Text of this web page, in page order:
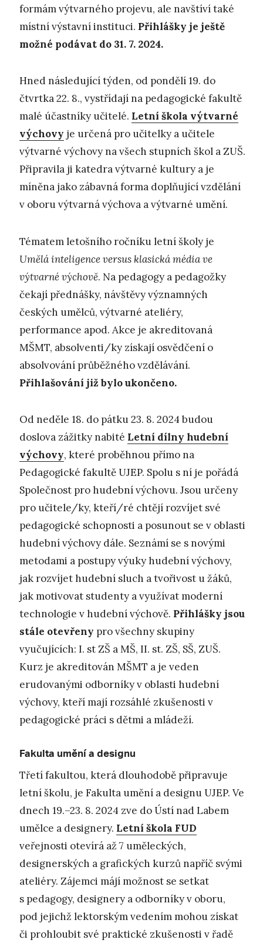
formám výtvarného projevu, ale navštíví také
místní výstavní instituci. Přihlášky je ještě
možné podávat do 31. 7. 2024.
Hned následující týden, od pondělí 19. do
čtvrtka 22. 8., vystřídají na pedagogické fakultě
malé účastníky učitelé. Letní škola výtvarné
výchovy je určená pro učitelky a učitele
výtvarné výchovy na všech stupních škol a ZUŠ.
Připravila ji katedra výtvarné kultury a je
míněna jako zábavná forma doplňující vzdělání
v oboru výtvarná výchova a výtvarné umění.
Tématem letošního ročníku letní školy je
Umělá inteligence versus klasická média ve
výtvarné výchově. Na pedagogy a pedagožky
čekají přednášky, návštěvy významných
českých umělců, výtvarné ateliéry,
performance apod. Akce je akreditovaná
MŠMT, absolventi/ky získají osvědčení o
absolvování průběžného vzdělávání.
Přihlašování již bylo ukončeno.
Od neděle 18. do pátku 23. 8. 2024 budou
doslova zážitky nabité Letní dílny hudební
výchovy, které proběhnou přímo na
Pedagogické fakultě UJEP. Spolu s ní je pořádá
Společnost pro hudební výchovu. Jsou určeny
pro učitele/ky, kteří/ré chtějí rozvíjet své
pedagogické schopnosti a posunout se v oblasti
hudební výchovy dále. Seznámí se s novými
metodami a postupy výuky hudební výchovy,
jak rozvíjet hudební sluch a tvořivost u žáků,
jak motivovat studenty a využívat moderní
technologie v hudební výchově. Přihlášky jsou
stále otevřeny pro všechny skupiny
vyučujících: I. st ZŠ a MŠ, II. st. ZŠ, SŠ, ZUŠ.
Kurz je akreditován MŠMT a je veden
erudovanými odborníky v oblasti hudební
výchovy, kteří mají rozsáhlé zkušenosti v
pedagogické práci s dětmi a mládeží.
Fakulta umění a designu
Třetí fakultou, která dlouhodobě připravuje
letní školu, je Fakulta umění a designu UJEP. Ve
dnech 19.–23. 8. 2024 zve do Ústí nad Labem
umělce a designery. Letní škola FUD
veřejnosti otevírá až 7 uměleckých,
designerských a grafických kurzů napříč svými
ateliéry. Zájemci májí možnost se setkat
s pedagogy, designery a odborníky v oboru,
pod jejichž lektorským vedením mohou získat
či prohloubit své praktické zkušenosti v řadě